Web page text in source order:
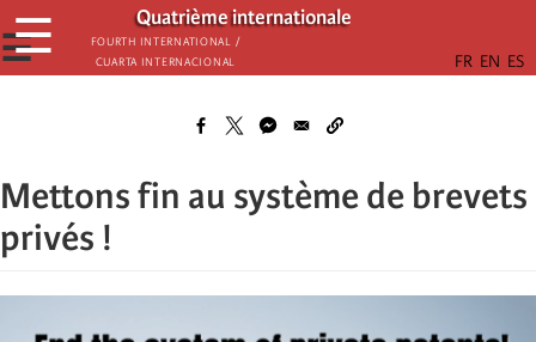
Aller
au
contenu
Quatrième internationale
Fourth International /
Cuarta Internacional
☰
☰
Mettons fin au système de brevets
privés !